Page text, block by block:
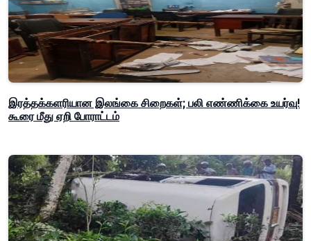
இரத்தக்களரியான இலங்கை சிறைகள்; பலி எண்ணிக்கை உயர்வு!
கூரை மீது ஏறி போராட்டம்